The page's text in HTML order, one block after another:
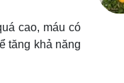
cao, máu có
tăng khả năng